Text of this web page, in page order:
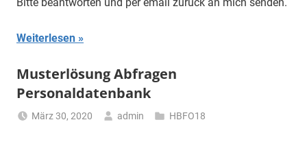
Weiterlesen
Musterlösung Abfragen
Personaldatenbank
März 30, 2020 admin HBFO18